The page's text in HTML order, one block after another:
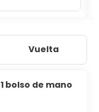
Vuelta
1 bolso de mano